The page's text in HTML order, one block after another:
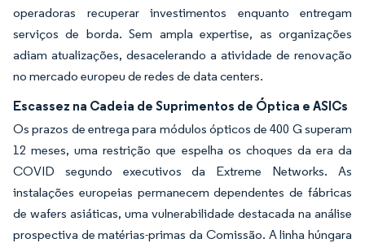
operadoras recuperar investimentos enquanto entregam
serviços de borda. Sem ampla expertise, as organizações
adiam atualizações, desacelerando a atividade de renovação
no mercado europeu de redes de data centers.
Escassez na Cadeia de Suprimentos de Óptica e ASICs
Os prazos de entrega para módulos ópticos de 400 G superam
12 meses, uma restrição que espelha os choques da era da
COVID segundo executivos da Extreme Networks. As
instalações europeias permanecem dependentes de fábricas
de wafers asiáticas, uma vulnerabilidade destacada na análise
prospectiva de matérias-primas da Comissão. A linha húngara